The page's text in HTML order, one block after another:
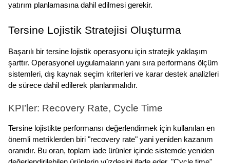
yatırım planlamasına dahil edilmesi gerekir.
Tersine Lojistik Stratejisi Oluşturma
Başarılı bir tersine lojistik operasyonu için stratejik yaklaşım
şarttır. Operasyonel uygulamaların yanı sıra performans ölçüm
sistemleri, dış kaynak seçim kriterleri ve karar destek analizleri
de sürece dahil edilerek planlanmalıdır.
KPI’ler: Recovery Rate, Cycle Time
Tersine lojistikte performansı değerlendirmek için kullanılan en
önemli metriklerden biri "recovery rate" yani yeniden kazanım
oranıdır. Bu oran, toplam iade ürünler içinde sistemde yeniden